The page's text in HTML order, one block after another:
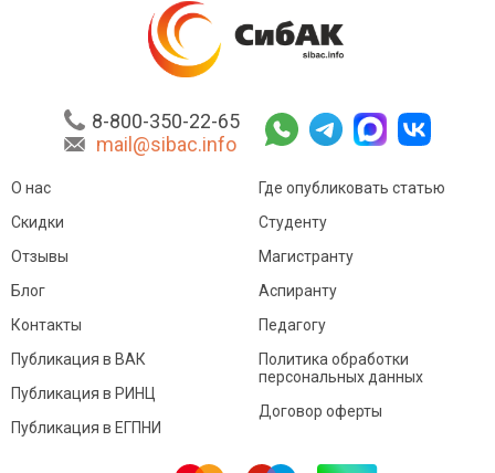
8-800-350-22-65
mail@sibac.info
О нас
Скидки
Отзывы
Блог
Контакты
Где опубликовать статью
Студенту
Магистранту
Аспиранту
Педагогу
Публикация в ВАК
Публикация в РИНЦ
Публикация в ЕГПНИ
Политика обработки
персональных данных
Договор оферты